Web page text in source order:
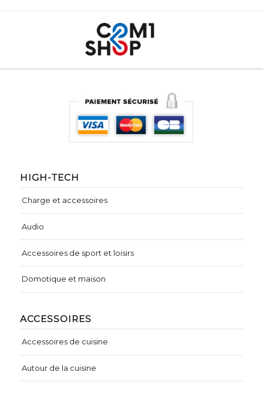
HIGH-TECH
Charge et accessoires
Audio
Accessoires de sport et loisirs
Domotique et maison
ACCESSOIRES
Accessoires de cuisine
Autour de la cuisine